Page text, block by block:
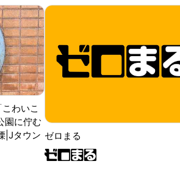
わいこ
園に佇む
|Jタウン ゼロまる